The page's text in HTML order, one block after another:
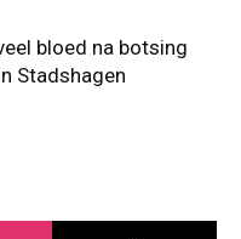
bloed na botsing
Stadshagen